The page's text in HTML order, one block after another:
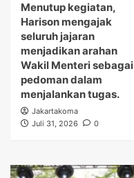
Menutup kegiatan,
Harison mengajak
seluruh jajaran
menjadikan arahan
Wakil Menteri sebagai
pedoman dalam
menjalankan tugas.
Jakartakoma
Juli 31, 2026
0